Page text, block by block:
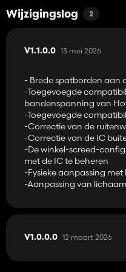
Dizier.
-Cummins-
McCormick MTX120 → 120 pk
McCormick MTX135 → 135 pk
McCormick MTX165 → 167 pk
McCormick MTX185 → 189 pk
McCormick MTX200 → 200 pk
McCormick MTX185+ → 205
McCormick MTX200+ → 215
McCormick MTX185+ → 245
-Perkins-motorconfiguraties
van Vassili_k98:
McCormick MTX110 → 113 pk
McCormick MTX140 → 140 pk
McCormick MTX155 → 155 pk
McCormick MTX175 → 178 pk
McCormick MTX175+ → 200 pk
Wijzigingslog 2
V1.1.0.0 13 mei 2026
- Brede spatborden aan
-Toegevoegde
bandenspanning van
-Toegevoegde
-Correctie van de
-Correctie van de IC
-De winkel-screed-
met de IC te beheren
-Fysieke aanpassing
-Aanpassing van
V1.0.0.0 12 maart 2026